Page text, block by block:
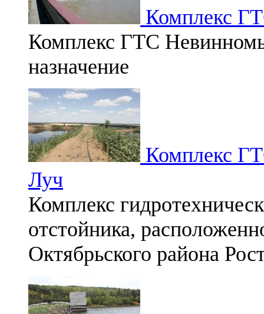
Комплекс
Комплекс ГТС
назначение
Комплекс
Луч
Комплекс
отстойника,
Октябрьского района